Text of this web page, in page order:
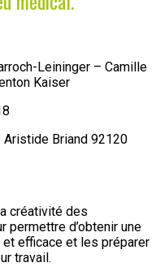
Leininger – Camille
Kaiser
Aristide Briand 92120
créativité des
permettre d’obtenir une
efficace et les préparer
travail.